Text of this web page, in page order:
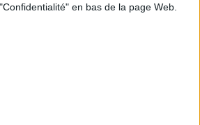
en bas de la page Web.
posez vos questions en live